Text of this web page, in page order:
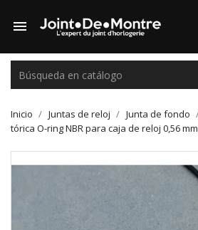

Inicio Juntas de reloj Junta de fondo
tórica O-ring NBR para caja de reloj 0,56 mm